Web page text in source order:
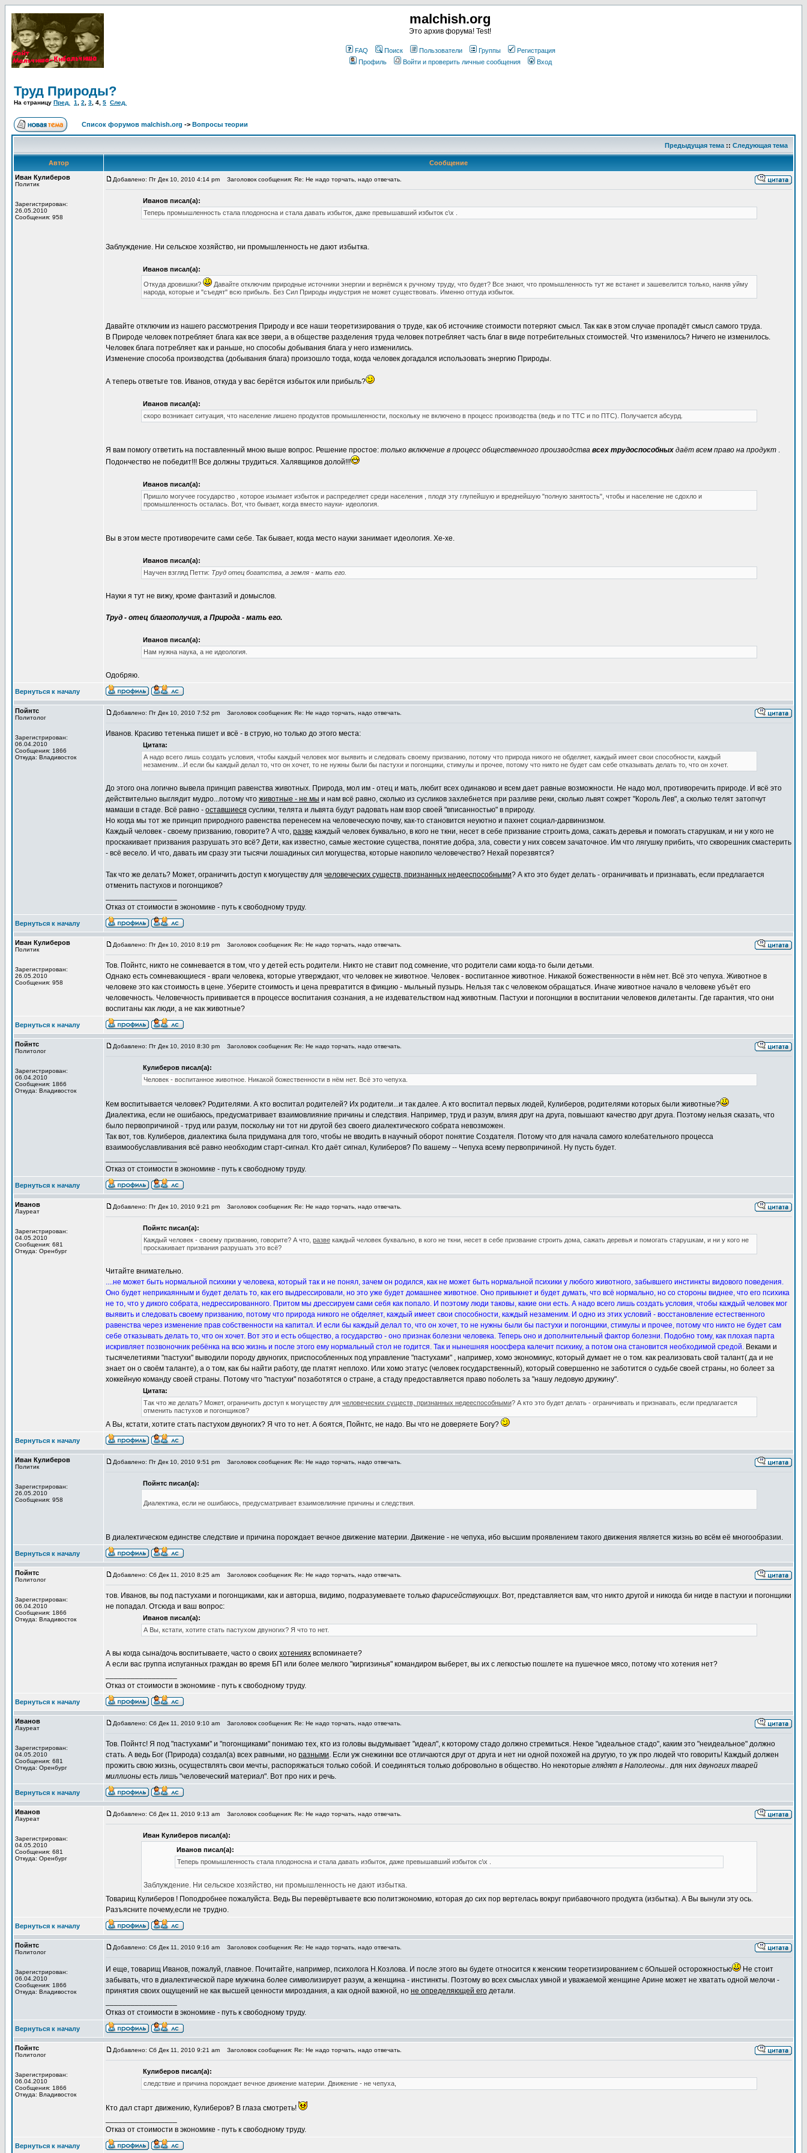
malchish.org
Это архив форума! Test!
FAQ Поиск Пользователи Группы
Регистрация
Профиль
Войти и проверить личные сообщения Вход
Труд Природы?
На страницу Пред. 1 2 3 4 5 След.
Список форумов malchish.org -> Вопросы теории
Предыдущая тема :: Следующая тема
Автор
Сообщение
Иван Кулиберов
Политик
Зарегистрирован:
26.05.2010
Сообщения: 958
Добавлено: Пт Дек 10, 2010 4:14 pm Заголовок сообщения: Re: Не надо торчать, надо отвечать.
Иванов писал(а):
Теперь промышленность стала плодоносна и стала давать избыток, даже превышавший избыток с\х .
Заблуждение. Ни сельское хозяйство, ни промышленность не дают избытка.
Иванов писал(а):
Откуда дровишки?
Давайте отключим природные источники энергии и вернёмся к ручному труду, что будет? Все знают, что промышленность тут же встанет и зашевелится только, наняв уйму
народа, которые и "съедят" всю прибыль. Без Сил Природы индустрия не может существовать. Именно оттуда избыток.
Давайте отключим из нашего рассмотрения Природу и все наши теоретизирования о труде, как об источнике стоимости потеряют смысл. Так как в этом случае пропадёт смысл самого труда.
В Природе человек потребляет блага как все звери, а в обществе разделения труда человек потребляет часть благ в виде потребительных стоимостей. Что изменилось? Ничего не изменилось.
Человек блага потребляет как и раньше, но способы добывания блага у него изменились.
Изменение способа производства (добывания блага) произошло тогда, когда человек догадался использовать энергию Природы.
А теперь ответьте тов. Иванов, откуда у вас берётся избыток или прибыль?
Иванов писал(а):
скоро возникает ситуация, что население лишено продуктов промышленности, поскольку не включено в процесс производства (ведь и по ТТС и по ПТС). Получается абсурд.
Я вам помогу ответить на поставленный мною выше вопрос. Решение простое: только включение в процесс общественного производства всех трудоспособных даёт всем право на продукт .
Подончество не победит!!! Все должны трудиться. Халявщиков долой!!!
Иванов писал(а):
Пришло могучее государство , которое изымает избыток и распределяет среди населения , плодя эту глупейшую и вреднейшую "полную занятость", чтобы и население не сдохло и
промышленность осталась. Вот, что бывает, когда вместо науки- идеология.
Вы в этом месте противоречите сами себе. Так бывает, когда место науки занимает идеология. Хе-хе.
Иванов писал(а):
Научен взгляд Петти: Труд отец богатства, а земля - мать его.
Науки я тут не вижу, кроме фантазий и домыслов.
Труд - отец благополучия, а Природа - мать его.
Иванов писал(а):
Нам нужна наука, а не идеология.
Одобряю.
Вернуться к началу
Пойнтс
Политолог
Зарегистрирован:
06.04.2010
Сообщения: 1866
Откуда: Владивосток
Добавлено: Пт Дек 10, 2010 7:52 pm Заголовок сообщения: Re: Не надо торчать, надо отвечать.
Иванов. Красиво тетенька пишет и всё - в струю, но только до этого места:
Цитата:
А надо всего лишь создать условия, чтобы каждый человек мог выявить и следовать своему призванию, потому что природа никого не обделяет, каждый имеет свои способности, каждый
незаменим...И если бы каждый делал то, что он хочет, то не нужны были бы пастухи и погонщики, стимулы и прочее, потому что никто не будет сам себе отказывать делать то, что он хочет.
До этого она логично вывела принцип равенства животных. Природа, мол им - отец и мать, любит всех одинаково и всем дает равные возможности. Не надо мол, противоречить природе. И всё это
действительно выглядит мудро...потому что животные - не мы и нам всё равно, сколько из сусликов захлебнется при разливе реки, сколько львят сожрет "Король Лев", а сколько телят затопчут
мамаши в стаде. Всё равно - оставшиеся суслики, телята и львята будут радовать нам взор своей "вписанностью" в природу.
Но когда мы тот же принцип природного равенства перенесем на человеческую почву, как-то становится неуютно и пахнет социал-дарвинизмом.
Каждый человек - своему призванию, говорите? А что, разве каждый человек буквально, в кого не ткни, несет в себе призвание строить дома, сажать деревья и помогать старушкам, и ни у кого не
проскакивает призвания разрушать это всё? Дети, как известно, самые жестокие существа, понятие добра, зла, совести у них совсем зачаточное. Им что лягушку прибить, что скворешник смастерить
- всё весело. И что, давать им сразу эти тысячи лошадиных сил могущества, которые накопило человечество? Нехай порезвятся?
Так что же делать? Может, ограничить доступ к могуществу для человеческих существ, признанных недееспособными? А кто это будет делать - ограничивать и признавать, если предлагается
отменить пастухов и погонщиков?
Отказ от стоимости в экономике - путь к свободному труду.
Вернуться к началу
Иван Кулиберов
Политик
Зарегистрирован:
26.05.2010
Сообщения: 958
Добавлено: Пт Дек 10, 2010 8:19 pm Заголовок сообщения: Re: Не надо торчать, надо отвечать.
Тов. Пойнтс, никто не сомневается в том, что у детей есть родители. Никто не ставит под сомнение, что родители сами когда-то были детьми.
Однако есть сомневающиеся - враги человека, которые утверждают, что человек не животное. Человек - воспитанное животное. Никакой божественности в нём нет. Всё это чепуха. Животное в
человеке это как стоимость в цене. Уберите стоимость и цена превратится в фикцию - мыльный пузырь. Нельзя так с человеком обращаться. Иначе животное начало в человеке убъёт его
человечность. Человечность прививается в процессе воспитания сознания, а не издевательством над животным. Пастухи и погонщики в воспитании человеков дилетанты. Где гарантия, что они
воспитаны как люди, а не как животные?
Вернуться к началу
Пойнтс
Политолог
Зарегистрирован:
06.04.2010
Сообщения: 1866
Откуда: Владивосток
Добавлено: Пт Дек 10, 2010 8:30 pm Заголовок сообщения: Re: Не надо торчать, надо отвечать.
Кулиберов писал(а):
Человек - воспитанное животное. Никакой божественности в нём нет. Всё это чепуха.
Кем воспитывается человек? Родителями. А кто воспитал родителей? Их родители...и так далее. А кто воспитал первых людей, Кулиберов, родителями которых были животные?
Диалектика, если не ошибаюсь, предусматривает взаимовлияние причины и следствия. Например, труд и разум, влияя друг на друга, повышают качество друг друга. Поэтому нельзя сказать, что
было первопричиной - труд или разум, поскольку ни тот ни другой без своего диалектического собрата невозможен.
Так вот, тов. Кулиберов, диалектика была придумана для того, чтобы не вводить в научный оборот понятие Создателя. Потому что для начала самого колебательного процесса
взаимообуславливания всё равно необходим старт-сигнал. Кто даёт сигнал, Кулиберов? По вашему -- Чепуха всему первопричиной. Ну пусть будет.
Отказ от стоимости в экономике - путь к свободному труду.
Вернуться к началу
Иванов
Лауреат
Зарегистрирован:
04.05.2010
Сообщения: 681
Откуда: Оренбург
Добавлено: Пт Дек 10, 2010 9:21 pm Заголовок сообщения: Re: Не надо торчать, надо отвечать.
Пойнтс писал(а):
Каждый человек - своему призванию, говорите? А что, развекаждый человек буквально, в кого не ткни, несет в себе призвание строить дома, сажать деревья и помогать старушкам, и ни у кого не
проскакивает призвания разрушать это всё?
Читайте внимательно.
....не может быть нормальной психики у человека, который так и не понял, зачем он родился, как не может быть нормальной психики у любого животного, забывшего инстинкты видового поведения.
Оно будет неприкаянным и будет делать то, как его выдрессировали, но это уже будет домашнее животное. Оно привыкнет и будет думать, что всё нормально, но со стороны виднее, что его психика
не то, что у дикого собрата, недрессированного. Притом мы дрессируем сами себя как попало. И поэтому люди таковы, какие они есть. А надо всего лишь создать условия, чтобы каждый человек мог
выявить и следовать своему призванию, потому что природа никого не обделяет, каждый имеет свои способности, каждый незаменим. И одно из этих условий - восстановление естественного
равенства через изменение прав собственности на капитал. И если бы каждый делал то, что он хочет, то не нужны были бы пастухи и погонщики, стимулы и прочее, потому что никто не будет сам
себе отказывать делать то, что он хочет. Вот это и есть общество, а государство - оно признак болезни человека. Теперь оно и дополнительный фактор болезни. Подобно тому, как плохая парта
искривляет позвоночник ребёнка на всю жизнь и после этого ему нормальный стол не годится. Так и нынешняя ноосфера калечит психику, а потом она становится необходимой средой. Веками и
тысячелетиями "пастухи" выводили породу двуногих, приспособленных под управление "пастухами" , например, хомо экономикус, который думает не о том. как реализовать свой талант( да и не
знает он о своём таланте), а о том, как бы найти работу, где платят неплохо. Или хомо этатус (человек государственный), который совершенно не заботится о судьбе своей страны, но болеет за
хоккейную команду своей страны. Потому что "пастухи" позаботятся о стране, а стаду предоставляется право поболеть за "нашу ледовую дружину".
Цитата:
Так что же делать? Может, ограничить доступ к могуществу для человеческих существ, признанных недееспособными? А кто это будет делать - ограничивать и признавать, если предлагается
отменить пастухов и погонщиков?
А Вы, кстати, хотите стать пастухом двуногих? Я что то нет. А боятся, Пойнтс, не надо. Вы что не доверяете Богу?
Вернуться к началу
Иван Кулиберов
Политик
Зарегистрирован:
26.05.2010
Сообщения: 958
Добавлено: Пт Дек 10, 2010 9:51 pm Заголовок сообщения: Re: Не надо торчать, надо отвечать.
Пойнтс писал(а):
Диалектика, если не ошибаюсь, предусматривает взаимовлияние причины и следствия.
В диалектическом единстве следствие и причина порождает вечное движение материи. Движение - не чепуха, ибо высшим проявлением такого движения является жизнь во всём её многообразии.
Вернуться к началу
Пойнтс
Политолог
Зарегистрирован:
06.04.2010
Сообщения: 1866
Откуда: Владивосток
Добавлено: Сб Дек 11, 2010 8:25 am Заголовок сообщения: Re: Не надо торчать, надо отвечать.
тов. Иванов, вы под пастухами и погонщиками, как и авторша, видимо, подразумеваете только фарисействующих. Вот, представляется вам, что никто другой и никогда би нигде в пастухи и погонщики
не попадал. Отсюда и ваш вопрос:
Иванов писал(а):
А Вы, кстати, хотите стать пастухом двуногих? Я что то нет.
А вы когда сына/дочь воспитываете, часто о своих хотениях вспоминаете?
А если вас группа испуганных граждан во время БП или более мелкого "киргизинья" командиром выберет, вы их с легкостью пошлете на пушечное мясо, потому что хотения нет?
Отказ от стоимости в экономике - путь к свободному труду.
Вернуться к началу
Иванов
Лауреат
Зарегистрирован:
04.05.2010
Сообщения: 681
Откуда: Оренбург
Добавлено: Сб Дек 11, 2010 9:10 am Заголовок сообщения: Re: Не надо торчать, надо отвечать.
Тов. Пойнтс! Я под "пастухами" и "погонщиками" понимаю тех, кто из головы выдумывает "идеал", к которому стадо должно стремиться. Некое "идеальное стадо", каким это "неидеальное" должно
стать. А ведь Бог (Природа) создал(а) всех равными, но разными. Если уж снежинки все отличаются друг от друга и нет ни одной похожей на другую, то уж про людей что говорить! Каждый должен
прожить свою жизнь, осуществлять свои мечты, распоряжаться только собой. И соединяться только добровольно в общество. Но некоторые глядят в Наполеоны.. для них двуногих тварей
миллионы есть лишь "человеческий материал". Вот про них и речь.
Вернуться к началу
Иванов
Лауреат
Зарегистрирован:
04.05.2010
Сообщения: 681
Откуда: Оренбург
Добавлено: Сб Дек 11, 2010 9:13 am Заголовок сообщения: Re: Не надо торчать, надо отвечать.
Иван Кулиберов писал(а):
Иванов писал(а):
Теперь промышленность стала плодоносна и стала давать избыток, даже превышавший избыток с\х .
Заблуждение. Ни сельское хозяйство, ни промышленность не дают избытка.
Товарищ Кулиберов ! Поподробнее пожалуйста. Ведь Вы перевёртываете всю политэкономию, которая до сих пор вертелась вокруг прибавочного продукта (избытка). А Вы вынули эту ось.
Разъясните почему,если не трудно.
Вернуться к началу
Пойнтс
Политолог
Зарегистрирован:
06.04.2010
Сообщения: 1866
Откуда: Владивосток
Добавлено: Сб Дек 11, 2010 9:16 am Заголовок сообщения: Re: Не надо торчать, надо отвечать.
И еще, товарищ Иванов, пожалуй, главное. Почитайте, например, психолога Н.Козлова. И после этого вы будете относится к женским теоретизированием с бОльшей осторожностью
Не стоит
забывать, что в диалектической паре мужчина более символизирует разум, а женщина - инстинкты. Поэтому во всех смыслах умной и уважаемой женщине Арине может не хватать одной мелочи -
принятия своих ощущений не как высшей ценности мироздания, а как одной важной, но не определяющей его детали.
Отказ от стоимости в экономике - путь к свободному труду.
Вернуться к началу
Пойнтс
Политолог
Зарегистрирован:
06.04.2010
Сообщения: 1866
Откуда: Владивосток
Добавлено: Сб Дек 11, 2010 9:21 am Заголовок сообщения: Re: Не надо торчать, надо отвечать.
Кулиберов писал(а):
следствие и причина порождает вечное движение материи. Движение - не чепуха,
Кто дал старт движению, Кулиберов? В глаза смотреть!
Отказ от стоимости в экономике - путь к свободному труду.
Вернуться к началу